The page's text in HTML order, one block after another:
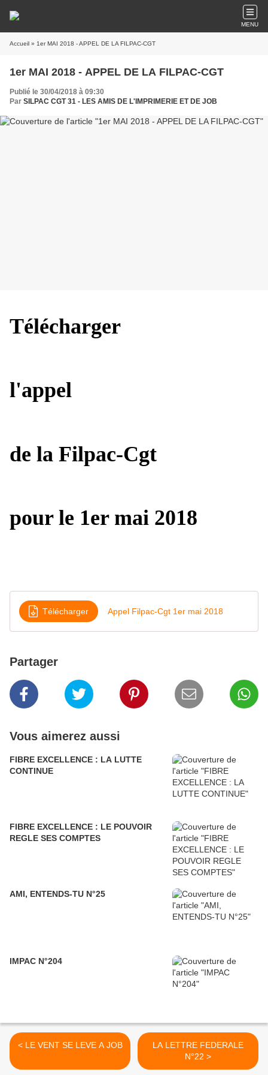
MENU
Accueil » 1er MAI 2018 - APPEL DE LA FILPAC-CGT
1er MAI 2018 - APPEL DE LA FILPAC-CGT
Publié le 30/04/2018 à 09:30
Par SILPAC CGT 31 - LES AMIS DE L'IMPRIMERIE ET DE JOB
Télécharger
l'appel
de la Filpac-Cgt
pour le 1er mai 2018
Télécharger Appel Filpac-Cgt 1er mai 2018
Partager
Vous aimerez aussi
FIBRE EXCELLENCE : LA LUTTE
CONTINUE
FIBRE EXCELLENCE : LE POUVOIR
REGLE SES COMPTES
AMI, ENTENDS-TU N°25
IMPAC N°204
< LE VENT SE LEVE A JOB
LA LETTRE FEDERALE
N°22 >